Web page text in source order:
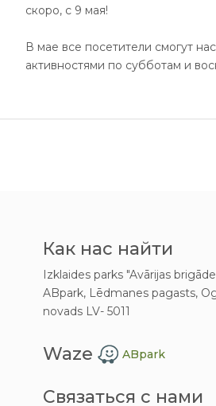
скоро, с 9 мая!
В мае все посетители смогут
активностями по субботам и
мая.
Как нас найти
Izklaides parks "Avārijas
ABpark, Lēdmanes pagasts,
novads LV- 5011
Waze ABpark
Связаться с нами